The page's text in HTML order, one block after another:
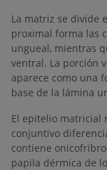
La matriz se divide
proximal forma las
ungueal, mientras
ventral. La porción
aparece como una
base de la lámina
El epitelio matricial
conjuntivo
contiene
papila dérmica de